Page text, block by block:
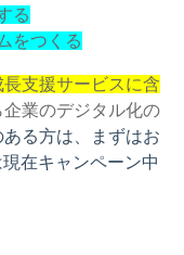
る
をつくる
支援サービスに含
業のデジタル化の
ある方は、まずはお
在キャンペーン中